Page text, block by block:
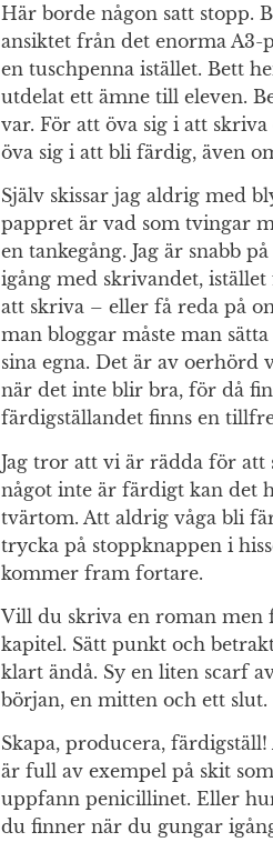
Här borde någon satt stopp.
ansiktet från det enorma A3-
en tuschpenna istället. Bett
utdelat ett ämne till eleven.
var. För att öva sig i att
öva sig i att bli färdig, även
Själv skissar jag aldrig med
pappret är vad som tvingar
en tankegång. Jag är snabb
igång med skrivandet,
att skriva – eller få reda på
man bloggar måste man
sina egna. Det är av
när det inte blir bra, för då
färdigställandet finns en
Jag tror att vi är rädda för att
något inte är färdigt kan det
tvärtom. Att aldrig våga bli
trycka på stoppknappen i
kommer fram fortare.
Vill du skriva en roman men
kapitel. Sätt punkt och
klart ändå. Sy en liten scarf
början, en mitten och ett slut.
Skapa, producera,
är full av exempel på skit
uppfann penicillinet. Eller
du finner när du gungar